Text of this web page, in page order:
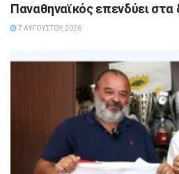
Παναθηναϊκός επενδύει στα
7 ΑΥΓΟΎΣΤΟΥ, 2026